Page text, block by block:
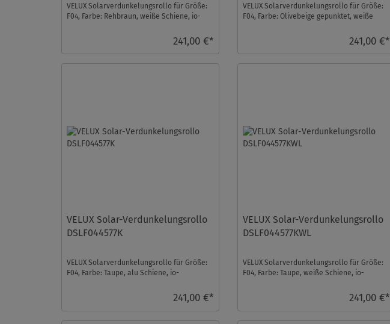
VELUX Solarverdunkelungsrollo für Größe:
F04, Farbe: Rehbraun, weiße Schiene, io-
241,00 €*
VELUX Solarverdunkelungsrollo für Größe:
F04, Farbe: Olivebeige gepunktet, weiße
241,00 €*
VELUX Solar-Verdunkelungsrollo
DSLF044577K
VELUX Solarverdunkelungsrollo für Größe:
F04, Farbe: Taupe, alu Schiene, io-
241,00 €*
VELUX Solar-Verdunkelungsrollo
DSLF044577KWL
VELUX Solarverdunkelungsrollo für Größe:
F04, Farbe: Taupe, weiße Schiene, io-
241,00 €*